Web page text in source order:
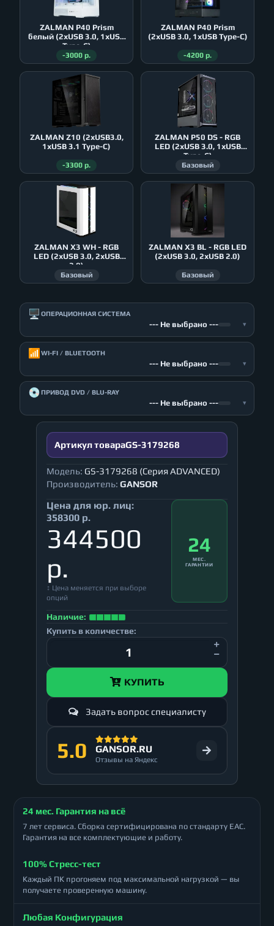
ZALMAN P40 Prism
белый (2xUSB 3.0, 1xUSB
Type-C)
-3000 р.
ZALMAN P40 Prism
(2xUSB 3.0, 1xUSB Type-C)
-4200 р.
ZALMAN Z10 (2xUSB3.0,
1xUSB 3.1 Type-C)
-3300 р.
ZALMAN P50 DS - RGB
LED (2xUSB 3.0, 1xUSB
Type-C)
Базовый
ZALMAN X3 WH - RGB
LED (2xUSB 3.0, 2xUSB
2.0)
Базовый
ZALMAN X3 BL - RGB LED
(2xUSB 3.0, 2xUSB 2.0)
Базовый
🖥️ ОПЕРАЦИОННАЯ СИСТЕМА
--- Не выбрано --- ▾
📶 WI-FI / BLUETOOTH
--- Не выбрано --- ▾
💿ПРИВОД DVD / BLU-RAY
--- Не выбрано --- ▾
Артикул товараGS-3179268
Модель: GS-3179268 (Серия ADVANCED)
Производитель: GANSOR
Цена для юр. лиц:
358300 р.
344500
р.
↕ Цена меняется при выборе
опций
24
МЕС.
ГАРАНТИИ
Наличие:
Купить в количестве:
КУПИТЬ
Задать вопрос специалисту
5.0 GANSOR.RU
Отзывы на Яндекс
24 мес. Гарантия на всё
7 лет сервиса. Сборка сертифицирована по стандарту ЕАС.
Гарантия на все комплектующие и работу.
100% Стресс-тест
Каждый ПК прогоняем под максимальной нагрузкой — вы
получаете проверенную машину.
Любая Конфигурация